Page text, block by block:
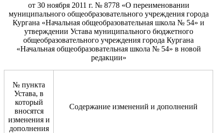
от 30 ноября 2011 г. № 8778 «О переименовании
муниципального общеобразовательного учреждения города
Кургана «Начальная общеобразовательная школа № 54» и
утверждении Устава муниципального бюджетного
общеобразовательного учреждения города Кургана
«Начальная общеобразовательная школа № 54» в новой
редакции»
№ пункта
Устава, в
который
вносятся
изменения и
дополнения
Содержание изменений и дополнений